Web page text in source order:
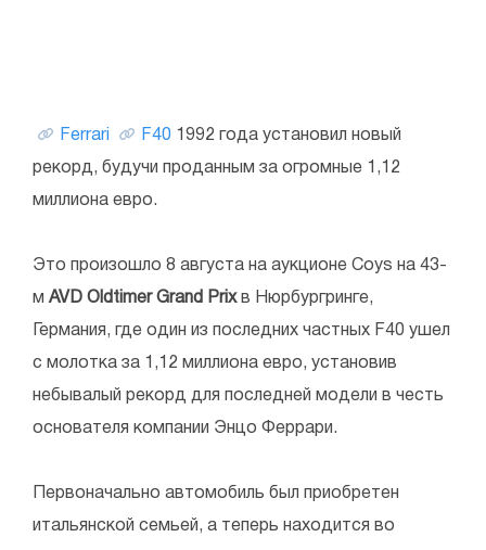
Ferrari F40 1992 года установил новый
рекорд, будучи проданным за огромные 1,12
миллиона евро.
Это произошло 8 августа на аукционе Coys на 43-
м AVD Oldtimer Grand Prixв Нюрбургринге,
Германия, где один из последних частных F40 ушел
с молотка за 1,12 миллиона евро, установив
небывалый рекорд для последней модели в честь
основателя компании Энцо Феррари.
Первоначально автомобиль был приобретен
итальянской семьей, а теперь находится во